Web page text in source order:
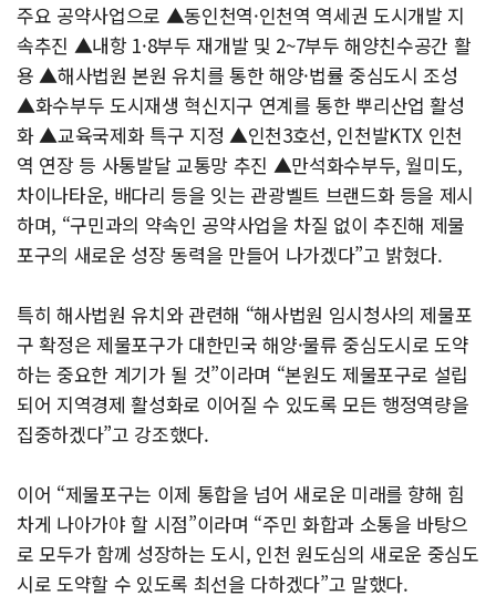
주요 공약사업으로 ▲동인천역·인천역 역세권 도시개발 지
속추진 ▲내항 1·8부두 재개발 및 2~7부두 해양친수공간 활
용 ▲해사법원 본원 유치를 통한 해양·법률 중심도시 조성
▲화수부두 도시재생 혁신지구 연계를 통한 뿌리산업 활성
화 ▲교육국제화 특구 지정 ▲인천3호선, 인천발KTX 인천
역 연장 등 사통발달 교통망 추진 ▲만석화수부두, 월미도,
차이나타운, 배다리 등을 잇는 관광벨트 브랜드화 등을 제시
하며, “구민과의 약속인 공약사업을 차질 없이 추진해 제물
포구의 새로운 성장 동력을 만들어 나가겠다”고 밝혔다.
특히 해사법원 유치와 관련해 “해사법원 임시청사의 제물포
구 확정은 제물포구가 대한민국 해양·물류 중심도시로 도약
하는 중요한 계기가 될 것”이라며 “본원도 제물포구로 설립
되어 지역경제 활성화로 이어질 수 있도록 모든 행정역량을
집중하겠다”고 강조했다.
이어 “제물포구는 이제 통합을 넘어 새로운 미래를 향해 힘
차게 나아가야 할 시점”이라며 “주민 화합과 소통을 바탕으
로 모두가 함께 성장하는 도시, 인천 원도심의 새로운 중심도
시로 도약할 수 있도록 최선을 다하겠다”고 말했다.